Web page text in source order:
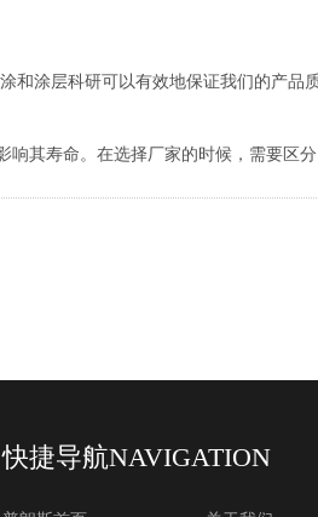
涂层科研可以有效地保证我们的产品
其寿命。在选择厂家的时候，需要区
快捷导航NAVIGATION